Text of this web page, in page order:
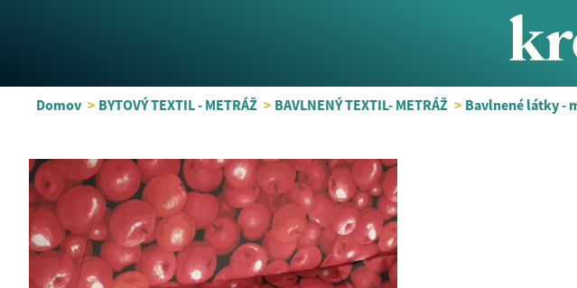
Domov > BYTOVÝ TEXTIL - METRÁŽ > BAVLNENÝ TEXTIL- METRÁŽ > Bavlnené látky -